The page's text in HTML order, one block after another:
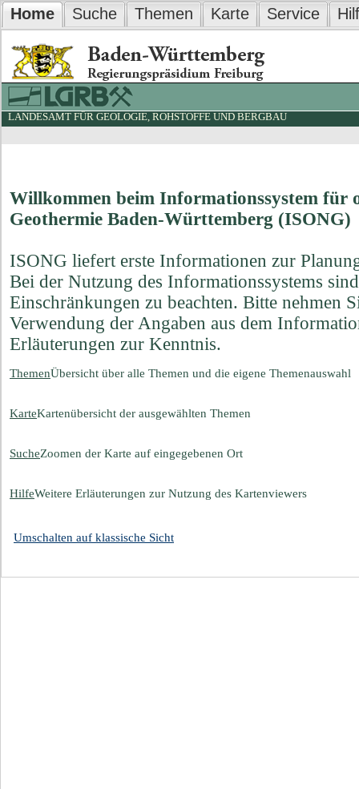
Home Suche Themen Karte Service
LANDESAMT FÜR GEOLOGIE, ROHSTOFFE UND BERGBAU
Willkommen beim Informationssystem für
Geothermie Baden-Württemberg (ISONG)
ISONG liefert erste Informationen zur
Bei der Nutzung des Informationssystems
Einschränkungen zu beachten. Bitte nehmen
Verwendung der Angaben aus dem
Erläuterungen zur Kenntnis.
ThemenÜbersicht über alle Themen und die eigene Themenauswahl
KarteKartenübersicht der ausgewählten Themen
SucheZoomen der Karte auf eingegebenen Ort
HilfeWeitere Erläuterungen zur Nutzung des Kartenviewers
Umschalten auf klassische Sicht